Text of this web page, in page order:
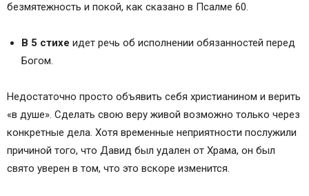
безмятежность и покой, как сказано в Псалме 60.
В 5 стихе идет речь об исполнении обязанностей перед
Богом.
Недостаточно просто объявить себя христианином и верить
«в душе». Сделать свою веру живой возможно только через
конкретные дела. Хотя временные неприятности послужили
причиной того, что Давид был удален от Храма, он был
свято уверен в том, что это вскоре изменится.